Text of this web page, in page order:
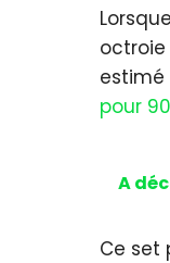
estimé
pour
A
Ce set